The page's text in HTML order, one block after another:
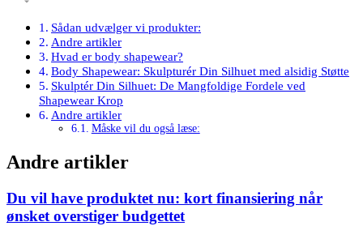
Sådan udvælger vi produkter:
Andre artikler
Hvad er body shapewear?
Body Shapewear: Skulpturér Din Silhuet med alsidig Støtte
Skulptér Din Silhuet: De Mangfoldige Fordele ved
Shapewear Krop
Andre artikler
Måske vil du også læse:
Andre artikler
Du vil have produktet nu: kort finansiering når
ønsket overstiger budgettet